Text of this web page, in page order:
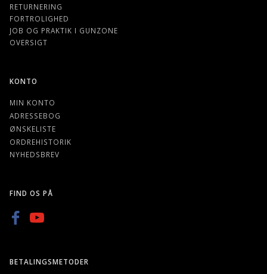
RETURNERING
FORTROLIGHED
JOB OG PRAKTIK I GUNZONE
OVERSIGT
KONTO
MIN KONTO
ADRESSEBOG
ØNSKELISTE
ORDREHISTORIK
NYHEDSBREV
FIND OS PÅ
BETALINGSMETODER